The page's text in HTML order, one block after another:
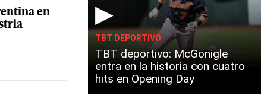
en
▶
TBT DEPORTIVO
TBT deportivo: McGonigle
entra en la historia con cuatro
hits en Opening Day